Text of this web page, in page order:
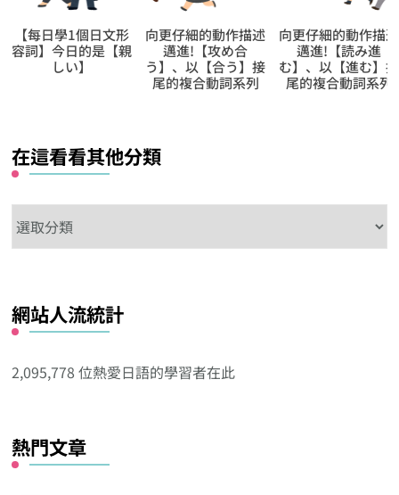
向更仔細的動作描述
邁進!【攻め合
う】、以【合う】接
向更仔細的動作描述
邁進!【読み進
む】、以【進む】接
尾的複合動詞系列
多達1300條的N3及
N4程度助詞試題，
給正在準備應考日語
能力試JLPT的你
在這看看其他分類
這
其
他
類
網站人流統計
2,095,778 位熱愛日語的學習者在此
熱門文章